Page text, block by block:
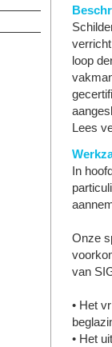
loop
Lees
In
Onze
van
• Het
• Het